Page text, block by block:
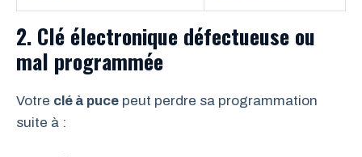
2. Clé électronique défectueuse ou
mal programmée
Votre clé à puce peut perdre sa programmation
suite à :